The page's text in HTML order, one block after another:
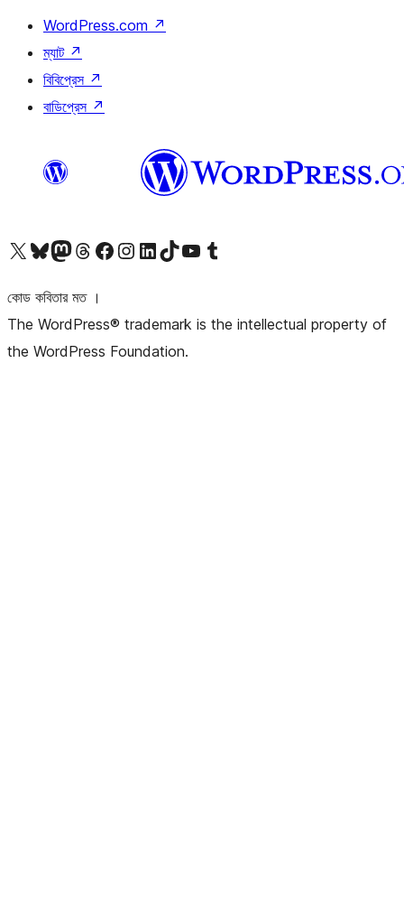
WordPress.com ↗
ম্যাট ↗
বিবিপ্রেস ↗
বাডিপ্রেস ↗
আমাদের X (আগের টুইটার) অ্যাকাউন্টে যানআমাদের Bluesky অ্যাকাউন্টটি দেখুনআমাদের মাস্টোডন অ্যাকাউন্টটি দেখুনআমাদের থ্রেডস অ্যাকাউন্টটি দেখুনআমাদের ফেসবুক পেজ দেখুনআমাদের ইন্সটাগ্রাম অ্যাকাউন্ট দেখুনআমাদের লিঙ্কডইন অ্যাকাউন্টে যানআমাদের TikTok অ্যাকাউন্টটি দেখুনআমাদের ইউটিউব চ্যানেলে যান আমাদের টাম্বলার অ্যাকাউন্ট দেখুন
কোড কবিতার মত ।
The WordPress® trademark is the intellectual property of
the WordPress Foundation.